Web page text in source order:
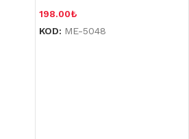
198.00₺
KOD: ME-5048